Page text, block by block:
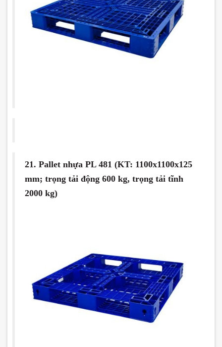
21. Pallet nhựa PL 481 (KT: 1100x1100x125
mm; trọng tải động 600 kg, trọng tải tĩnh
2000 kg)